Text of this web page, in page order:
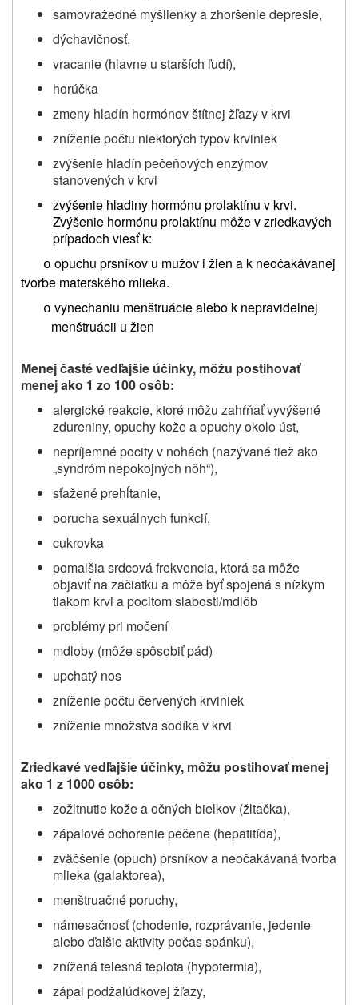
samovražedné myšlienky a zhoršenie depresie,
dýchavičnosť,
vracanie (hlavne u starších ľudí),
horúčka
zmeny hladín hormónov štítnej žľazy v krvi
zníženie počtu niektorých typov krviniek
zvýšenie hladín pečeňových enzýmov
stanovených v krvi
zvýšenie hladiny hormónu prolaktínu v krvi.
Zvýšenie hormónu prolaktínu môže v zriedkavých
prípadoch viesť k:
o opuchu prsníkov u mužov i žien a k neočakávanej
tvorbe materského mlieka.
o vynechaniu menštruácie alebo k nepravidelnej
menštruácii u žien
Menej časté vedľajšie účinky, môžu postihovať
menej ako 1 zo 100 osôb:
alergické reakcie, ktoré môžu zahŕňať vyvýšené
zdureniny, opuchy kože a opuchy okolo úst,
nepríjemné pocity v nohách (nazývané tiež ako
„syndróm nepokojných nôh“),
sťažené prehĺtanie,
porucha sexuálnych funkcií,
cukrovka
pomalšia srdcová frekvencia, ktorá sa môže
objaviť na začiatku a môže byť spojená s nízkym
tlakom krvi a pocitom slabosti/mdlôb
problémy pri močení
mdloby (môže spôsobiť pád)
upchatý nos
zníženie počtu červených krviniek
zníženie množstva sodíka v krvi
Zriedkavé vedľajšie účinky, môžu postihovať menej
ako 1 z 1000 osôb:
zožltnutie kože a očných bielkov (žltačka),
zápalové ochorenie pečene (hepatitída),
zväčšenie (opuch) prsníkov a neočakávaná tvorba
mlieka (galaktorea),
menštruačné poruchy,
námesačnosť (chodenie, rozprávanie, jedenie
alebo ďalšie aktivity počas spánku),
znížená telesná teplota (hypotermia),
zápal podžalúdkovej žľazy,